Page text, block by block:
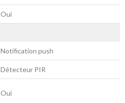
Oui
Notification push
Détecteur PIR
Oui